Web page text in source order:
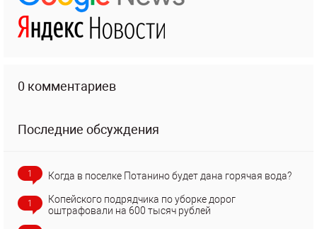
0 комментариев
Последние обсуждения
1 Когда в поселке Потанино будет дана горячая вода?
1
Копейского подрядчика по уборке дорог
оштрафовали на 600 тысяч рублей